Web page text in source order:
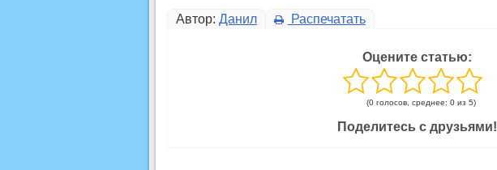
Автор: Данил Распечатать
Оцените статью:
(0 голосов, среднее: 0 из 5)
Поделитесь с друзьями!